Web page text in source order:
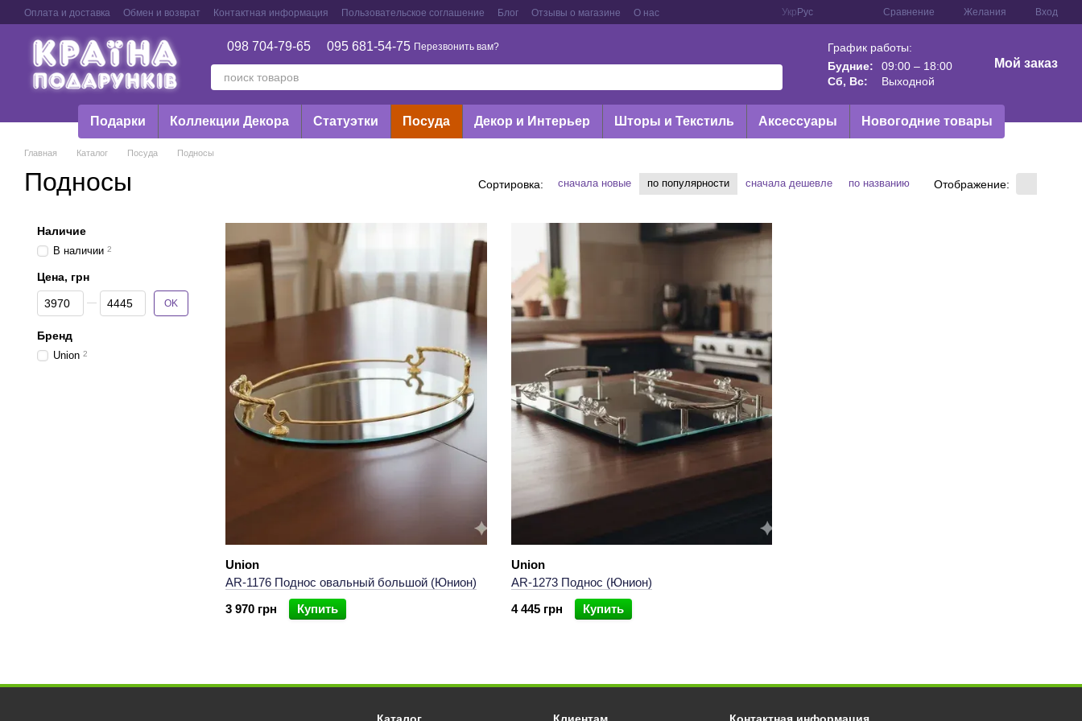
Перейти к основному контенту
Оплата и доставка Обмен и возврат Контактная информация Пользовательское соглашение Блог Отзывы о магазине О нас Укр Рус Сравнение Желания Вход
098 704-79-65 095 681-54-75 Перезвонить вам?
График работы:
Будние:
09:00 – 18:00
Сб, Вс:
Выходной
Мой заказ
Подарки Коллекции Декора Статуэтки Посуда Декор и Интерьер Шторы и Текстиль Аксессуары Новогодние товары
Главная Каталог Посуда Подносы
Подносы Сортировка: сначала новые по популярности сначала дешевле по названию Отображение:
Union
AR-1176 Поднос овальный большой (Юнион)
3 970 грн
Купить
Union
AR-1273 Поднос (Юнион)
4 445 грн
Купить
Наличие
В наличии 2
Цена, грн
От Цена, грн
До Цена, грн OK
Бренд
Union 2